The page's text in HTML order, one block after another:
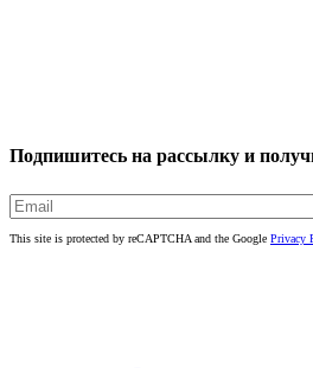
Подпишитесь на рассылку и
This site is protected by reCAPTCHA and the Google Privacy